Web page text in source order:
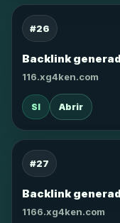
#26
Backlink
116.xg4ken.com
SI Abrir
#27
Backlink
1166.xg4ken.com